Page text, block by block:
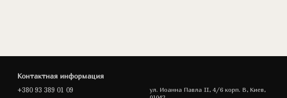
Контактная информация
+380 93 389 01 09
ул. Иоанна Павла II, 4/6 корп. В, Киев,